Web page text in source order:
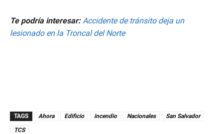
Te podría interesar:Accidente de tránsito deja un
lesionado en la Troncal del Norte
TAGS Ahora Edificio incendio Nacionales
San Salvador
TCS